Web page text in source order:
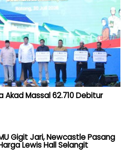
Akad Massal 62.710 Debitur
Gigit Jari, Newcastle Pasang
Lewis Hall Selangit